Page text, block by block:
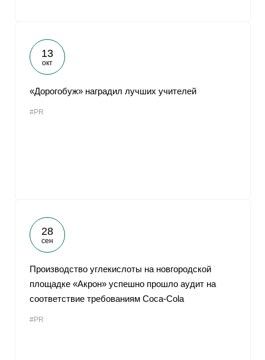
13
окт
«Дорогобуж» наградил лучших учителей
#PR
28
сен
Производство углекислоты на новгородской
площадке «Акрон» успешно прошло аудит на
соответствие требованиям Coca-Cola
#PR